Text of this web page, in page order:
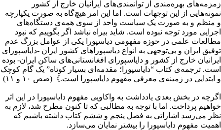
زمزمه‌های بهره‌مندی از توانمندی‌های ایرانیان خارج از کشور
نمونه‌هایی از این توجهات است. اما این امر هیچ‌گاه به صورت یکپارچه
و منظم و به صورت یک سیاست واحد از سوی همه‌ی دستگاه‌های
اجرایی مورد توجه نبوده است. شاید بیراه نباشد اگر بگوییم که نبود
مطالعات علمی در حوزه مفهومی دیاسپورا یکی از عوامل بزرگ عدم
توفیق ایران و بی‌توجهی به انواع دیاسپوراهای کشور ایران -دایاسپورای
ایرانیان خارج از کشور و دایاسپورای افغانستانی‌های ساکن ایران- بوده
است. ترجمه‌ی کتاب “دایاسپورا؛ مقدمه‌ای بسیار کوتاه” یک گام کوچک
و ابتدایی در زمینه‌ی معرفی مفهوم دایاسپورا است.》(صص ۱۰ و ۱۱)
اگرچه در بخش بعدی یادداشت به واکاویی مفهوم دایاسپورا در این اثر
خواهیم پرداخت. اما با توجه به مطالبی که تا کنون مطرح شد، لازم به
نظر می‌رسد اشاراتی به فصل پنجم و ششم کتاب داشته باشیم که
اهمیت مفهوم دایاسپورا را بیشتر نمایان می‌سازد.